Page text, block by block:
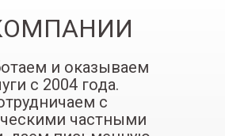
и оказываем
с 2004 года.
с
частными